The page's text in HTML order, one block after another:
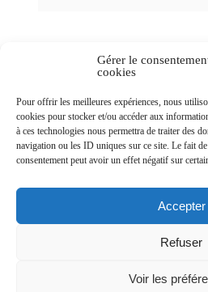
Gérer le
cookies
Pour offrir les meilleures expériences, nous
cookies pour stocker et/ou accéder aux
à ces technologies nous permettra de traiter des
navigation ou les ID uniques sur ce site. Le fait
consentement peut avoir un effet négatif sur
Accepter
Refuser
Voir les
Newsletters
Abonnez-vous à
>
© Ville de Saint-Jean-
Découvrir la